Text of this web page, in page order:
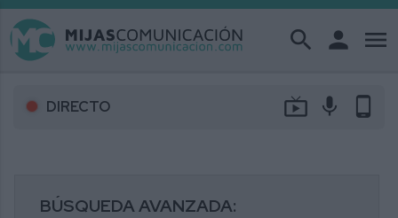
search person menu
DIRECTO live_tv mic phone_android
BÚSQUEDA AVANZADA: